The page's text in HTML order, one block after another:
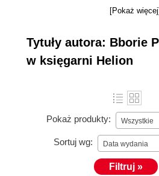
[Pokaż więcej]
Tytuły autora: Bborie
w księgarni Helion
Pokaż produkty: Wszystkie
Sortuj wg: Data wydania
Filtruj »